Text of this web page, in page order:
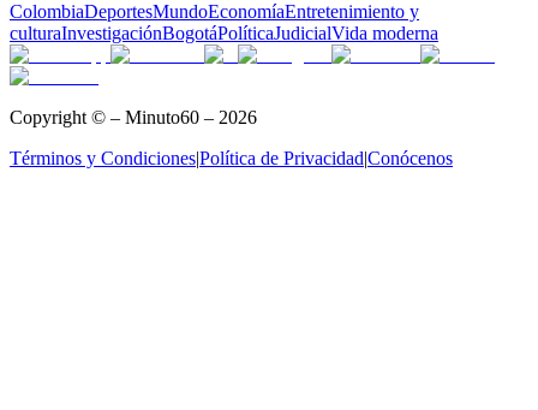
ColombiaDeportesMundoEconomíaEntretenimiento y
culturaInvestigaciónBogotáPolíticaJudicialVida moderna
Copyright © – Minuto60 – 2026
Términos y Condiciones|Política de Privacidad|Conócenos